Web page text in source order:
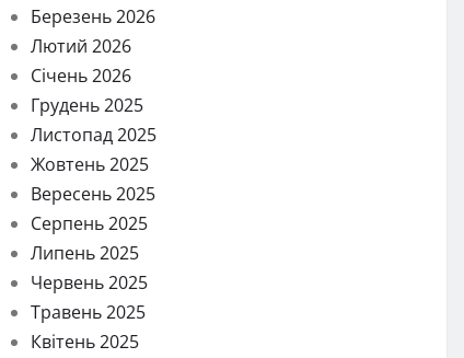
Березень 2026
Лютий 2026
Січень 2026
Грудень 2025
Листопад 2025
Жовтень 2025
Вересень 2025
Серпень 2025
Липень 2025
Червень 2025
Травень 2025
Квітень 2025